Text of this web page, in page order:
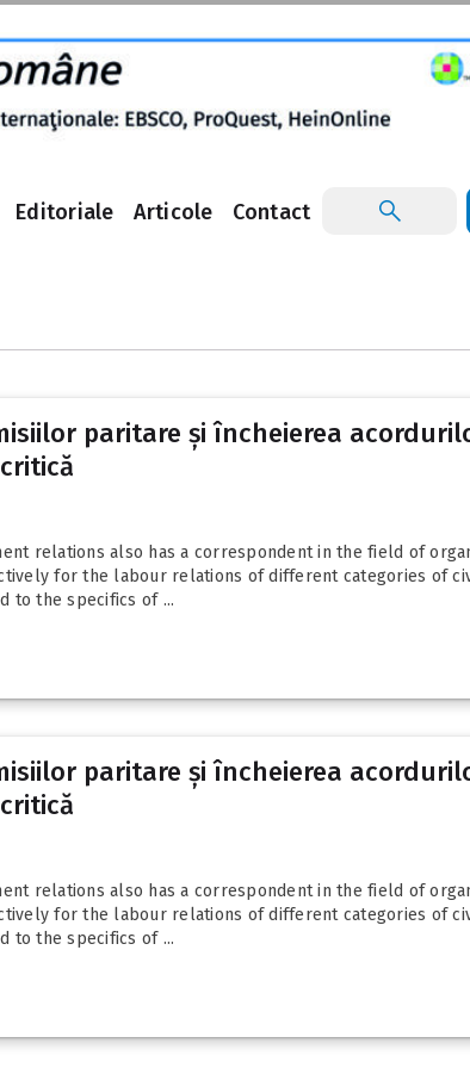
Editoriale Articole Contact
paritare și încheierea
relations also has a correspondent in the field of
for the labour relations of different categories of
to the specifics of ...
paritare și încheierea
relations also has a correspondent in the field of
for the labour relations of different categories of
to the specifics of ...